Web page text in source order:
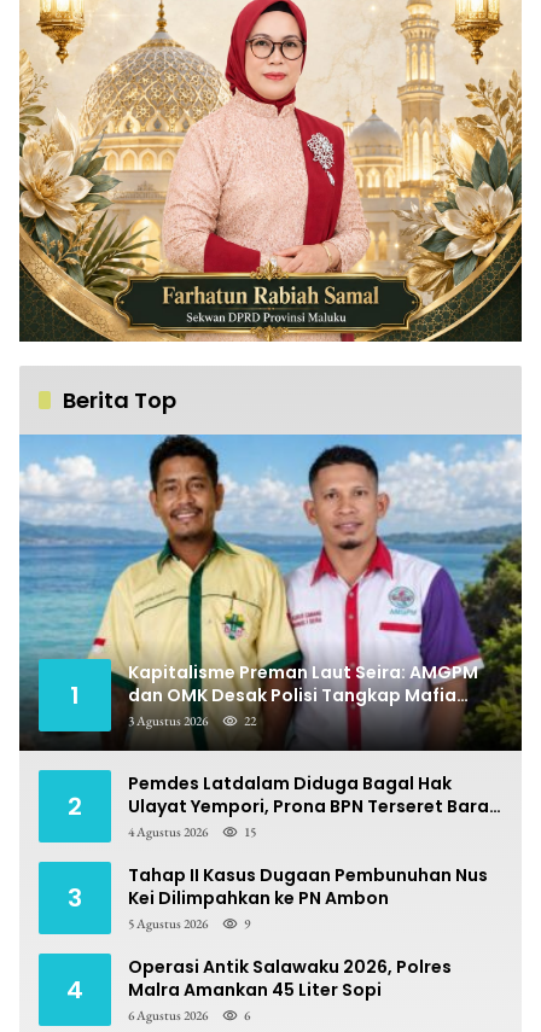
Berita Top
1
Kapitalisme Preman Laut Seira: AMGPM
dan OMK Desak Polisi Tangkap Mafia
Pungli
3 Agustus 2026 22
2
Pemdes Latdalam Diduga Bagal Hak
Ulayat Yempori, Prona BPN Terseret Bara
Sengketa
4 Agustus 2026 15
3
Tahap II Kasus Dugaan Pembunuhan Nus
Kei Dilimpahkan ke PN Ambon
5 Agustus 2026 9
4
Operasi Antik Salawaku 2026, Polres
Malra Amankan 45 Liter Sopi
6 Agustus 2026 6